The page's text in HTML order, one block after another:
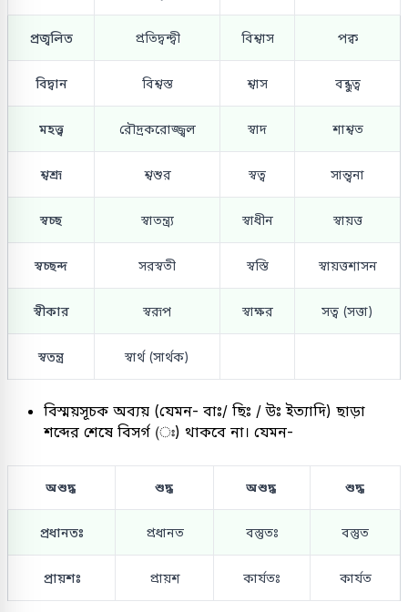
প্রজ্বলিত প্রতিদ্বন্দ্বী বিশ্বাস পক্ব
বিদ্বান বিশ্বস্ত শ্বাস বন্ধুত্ব
মহত্ত্ব রৌদ্রকরোজ্জ্বল স্বাদ শাশ্বত
শ্বশ্রূ শ্বশুর স্বত্ব সান্ত্বনা
স্বচ্ছ স্বাতন্ত্র্য স্বাধীন স্বায়ত্ত
স্বচ্ছন্দ সরস্বতী স্বস্তি স্বায়ত্তশাসন
স্বীকার স্বরূপ স্বাক্ষর সত্ব (সত্তা)
স্বতন্ত্র স্বার্থ (সার্থক)
বিস্ময়সূচক অব্যয় (যেমন- বাঃ/ ছিঃ / উঃ ইত্যাদি) ছাড়া
শব্দের শেষে বিসর্গ (ঃ) থাকবে না। যেমন-
অশুদ্ধ শুদ্ধ অশুদ্ধ শুদ্ধ
প্রধানতঃ প্রধানত বস্তুতঃ বস্তুত
প্রায়শঃ প্রায়শ কার্যতঃ কার্যত